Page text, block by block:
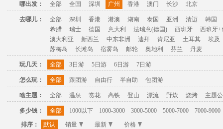
哪出发：
全部 全国 深圳 广州 香港 澳门 长沙 北京
去哪儿： 全部 深圳 香港 港澳 湖南 泰国 亚洲 清迈
韩国
希腊
瑞士 德国 意大利 法瑞意(德国) 西班牙
西班牙+
澳大利亚
新西兰 中东非洲 迪拜 肯尼亚 土耳其
埃及
苏梅岛
长滩岛 宿雾岛 邮轮 奥地利 芬兰 丹麦
玩几天： 全部 3日游 5日游 6日游 7日游
怎么玩： 全部 跟团游 自由行 半自助 包团游
啥主题： 全部 温泉 赏花 高铁 登山 漂流 野炊 烧烤 主题
多少钱： 全部 1000以下 1000-3000 3000-5000 5000-7000
7000-9000
排序：
默认 销量 最新 价格